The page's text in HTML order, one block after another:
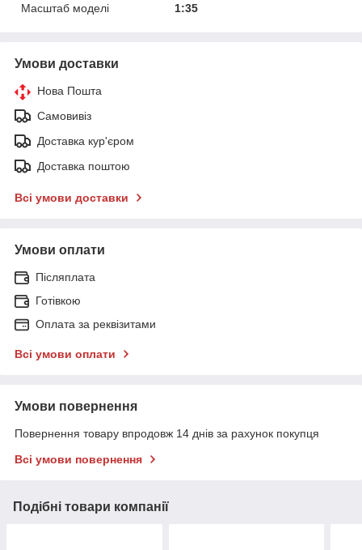
Масштаб моделі
1:35
Умови доставки
Нова Пошта
Самовивіз
Доставка кур'єром
Доставка поштою
Всі умови доставки
Умови оплати
Післяплата
Готівкою
Оплата за реквізитами
Всі умови оплати
Умови повернення
Повернення товару впродовж 14 днів за рахунок покупця
Всі умови повернення
Подібні товари компанії